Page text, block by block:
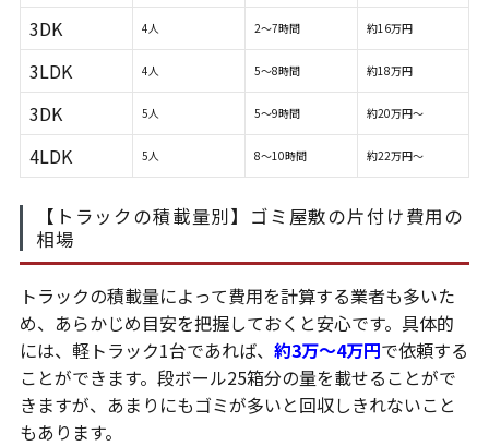
3DK 4人 2～7時間 約16万円
3LDK 4人 5～8時間 約18万円
3DK 5人 5～9時間 約20万円～
4LDK 5人 8～10時間 約22万円～
【トラックの積載量別】ゴミ屋敷の片付け費用の
相場
トラックの積載量によって費用を計算する業者も多いた
め、あらかじめ目安を把握しておくと安心です。具体的
には、軽トラック1台であれば、 約3万～4万円で依頼する
ことができます。段ボール25箱分の量を載せることがで
きますが、あまりにもゴミが多いと回収しきれないこと
もあります。